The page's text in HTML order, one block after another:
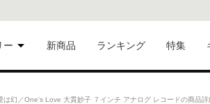
ー
美術品
新商品 ランキング 特集
ギ
幻／One's Love 大貫妙子 ７インチ アナログ レコードの商品詳